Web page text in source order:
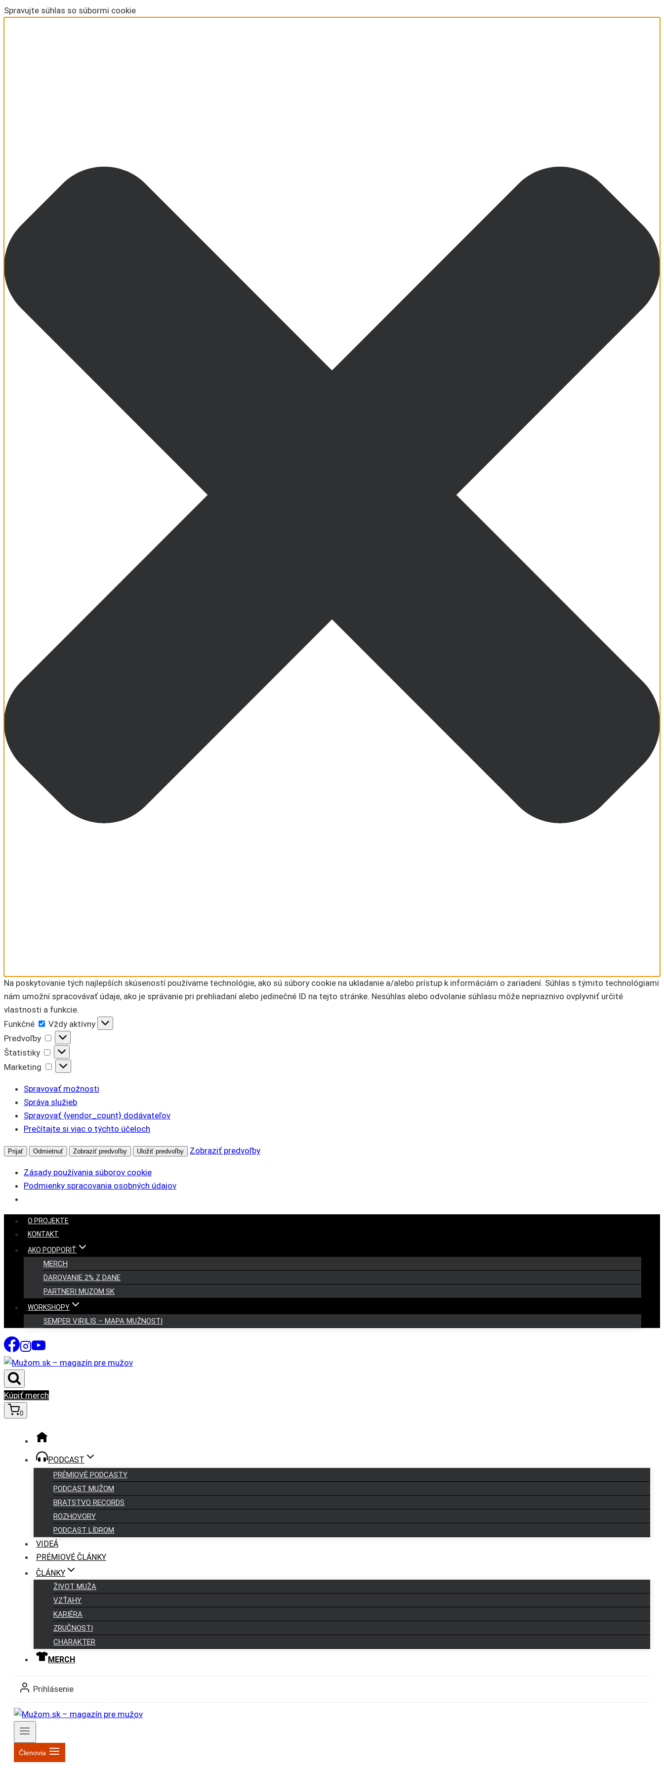
Spravujte súhlas so súbormi cookie
Na poskytovanie tých najlepších skúseností používame technológie, ako sú súbory cookie na ukladanie a/alebo prístup k informáciám o zariadení. Súhlas s týmito technológiami
nám umožní spracovávať údaje, ako je správanie pri prehliadaní alebo jedinečné ID na tejto stránke. Nesúhlas alebo odvolanie súhlasu môže nepriaznivo ovplyvniť určité
vlastnosti a funkcie.
Funkčné
Funkčné
Vždy aktívny
Predvoľby
Predvoľby
Štatistiky
Štatistiky
Marketing
Marketing
Spravovať možnosti
Správa služieb
Spravovať {vendor_count} dodávateľov
Prečítajte si viac o týchto účeloch
Prijať Odmietnuť Zobraziť predvoľby Uložiť predvoľby Zobraziť predvoľby
Zásady používania súborov cookie
Podmienky spracovania osobných údajov
Skip
content
O PROJEKTE
KONTAKT
AKO PODPORIŤ
MERCH
DAROVANIE 2% Z DANE
PARTNERI MUZOM.SK
WORKSHOPY
SEMPER VIRILIS – MAPA MUŽNOSTI
Kúpiť merch
0
PODCAST
PRÉMIOVÉ PODCASTY
PODCAST MUŽOM
BRATSTVO RECORDS
ROZHOVORY
PODCAST LÍDROM
VIDEÁ
PRÉMIOVÉ ČLÁNKY
ČLÁNKY
ŽIVOT MUŽA
VZŤAHY
KARIÉRA
ZRUČNOSTI
CHARAKTER
MERCH
Prihlásenie
Členovia